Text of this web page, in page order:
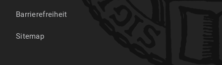
Barrierefreiheit
Sitemap